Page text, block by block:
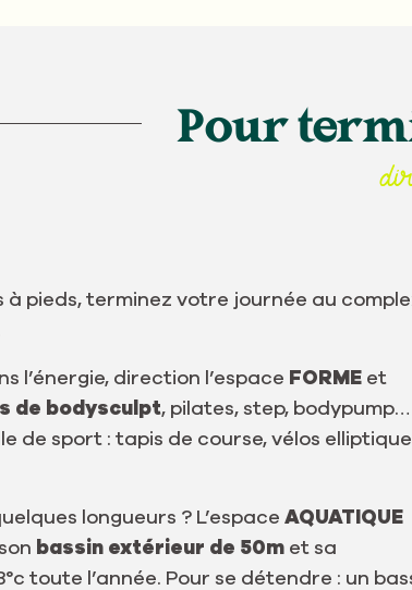
Pour
à pieds, terminez votre journée au
l’énergie, direction l’espace FORME et
de bodysculpt, pilates, step,
de sport : tapis de course, vélos
longueurs ? L’espace AQUATIQUE
bassin extérieur de 50m et sa
toute l’année. Pour se détendre : un